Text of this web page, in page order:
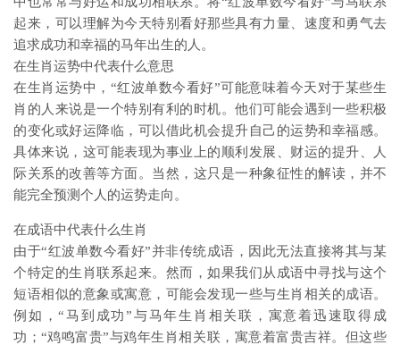
起来，可以理解为今天特别看好那些具有力量、速度和勇气去
追求成功和幸福的马年出生的人。
在生肖运势中代表什么意思
在生肖运势中，“红波单数今看好”可能意味着今天对于某些生
肖的人来说是一个特别有利的时机。他们可能会遇到一些积极
的变化或好运降临，可以借此机会提升自己的运势和幸福感。
具体来说，这可能表现为事业上的顺利发展、财运的提升、人
际关系的改善等方面。当然，这只是一种象征性的解读，并不
能完全预测个人的运势走向。
在成语中代表什么生肖
由于“红波单数今看好”并非传统成语，因此无法直接将其与某
个特定的生肖联系起来。然而，如果我们从成语中寻找与这个
短语相似的意象或寓意，可能会发现一些与生肖相关的成语。
例如，“马到成功”与马年生肖相关联，寓意着迅速取得成
功；“鸡鸣富贵”与鸡年生肖相关联，寓意着富贵吉祥。但这些